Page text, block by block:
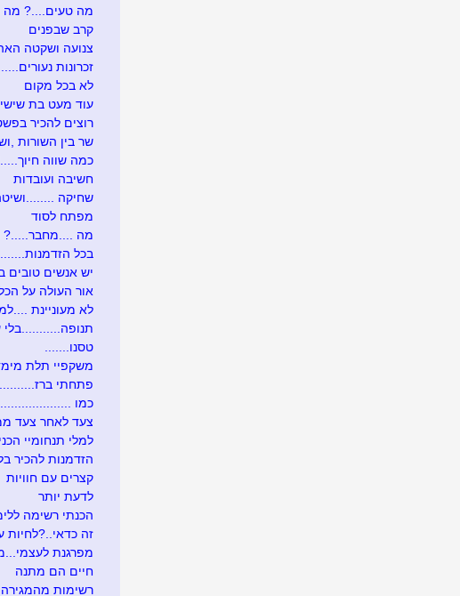
מה טעים....?
קרב שבפנים
צנועה ושקטה
זכרונות
לא בכל מקום
עוד מעט בת
רוצים להכיר
שר בין השורות
כמה שווה
חשיבה ועובדות
שחיקה
מפתח לסוד
מה ....מחבר.....?
בכל
יש אנשים טובים
אור העולה על
לא מעוניינת
תנופה...........בלי
טסנו.......
משקפיי תלת
פתחתי
כמו
צעד לאחר צעד
למלי תנחומיי
הזדמנות להכיר
קצרים עם חוויות
לדעת יותר
הכנתי רשימה
זה כדאי..?לחיות
מפרגנת
חיים הם מתנה
רשימות מהמגירה